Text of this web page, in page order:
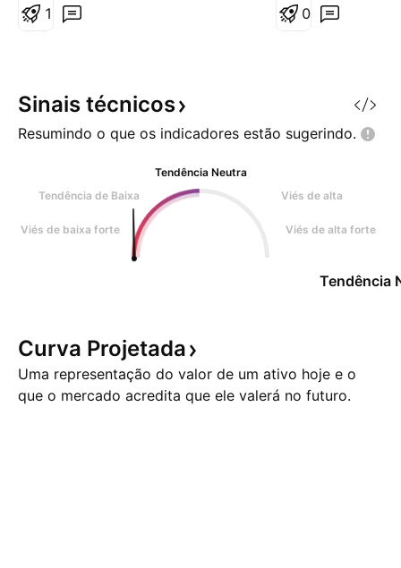
volta total na guerra com Irã
1
minutos do
0
Sinais técnicos
Resumindo o que os indicadores estão sugerindo.
Tendência Neutra
Tendência de Baixa
Viés de alta
Viés de baixa forte Viés de alta forte
Tendência
Curva Projetada
Uma representação do valor de um ativo hoje e o
que o mercado acredita que ele valerá no futuro.